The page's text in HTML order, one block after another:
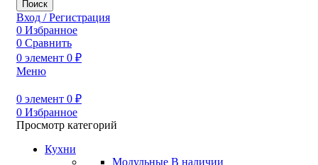
Поиск
Вход / Регистрация
0 Избранное
0 Сравнить
0 элемент 0 ₽
Меню
0 элемент 0 ₽
0 Избранное
Просмотр категорий
Кухни
Модульные В наличии